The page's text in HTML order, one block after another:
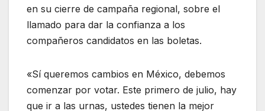
en su cierre de campaña regional, sobre el
llamado para dar la confianza a los
compañeros candidatos en las boletas.
«Sí queremos cambios en México, debemos
comenzar por votar. Este primero de julio, hay
que ir a las urnas, ustedes tienen la mejor